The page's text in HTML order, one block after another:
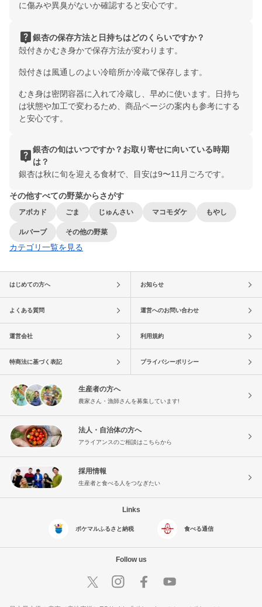
に傷みや異臭がないか確認すると安心です。
live_help銀杏の保存方法と日持ちはどのくらいですか？
殻付きかむき身かで保存方法が変わります。
殻付きは風通しのよい冷暗所か冷蔵で保存します。
むき身は密閉容器に入れて冷蔵し、早めに使います。日持ち
は状態や加工で変わるため、商品ページの案内も参考にする
と安心です。
live_help銀杏の旬はいつですか？お取り寄せに向いている時期
は？
銀杏は秋に旬を迎える食材で、目安は9〜11月ごろです。
その他すべての野菜からさがす
アボカド ごま じゅんさい マコモダケ もやし
ルバーブ その他の野菜
カテゴリ一覧を見る
はじめての方へ お知らせ
よくある質問 運営へのお問い合わせ
運営会社 利用規約
特商法に基づく表記 プライバシーポリシー
生産者の方へ
農家さん・漁師さんを募集しています!
法人・自治体の方へ
アライアンスのご相談はこちらから
採用情報
生産者と食べる人をつなぎたい
Links
ポケマルふるさと納税 食べる通信
Follow us